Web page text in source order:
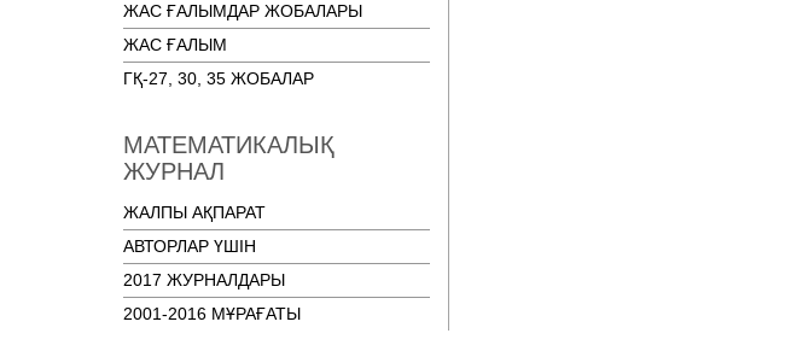
ЖАС ҒАЛЫМДАР ЖОБАЛАРЫ
ЖАС ҒАЛЫМ
ГҚ-27, 30, 35 ЖОБАЛАР
МАТЕМАТИКАЛЫҚ
ЖУРНАЛ
ЖАЛПЫ АҚПАРАТ
АВТОРЛАР ҮШІН
2017 ЖУРНАЛДАРЫ
2001-2016 МҰРАҒАТЫ